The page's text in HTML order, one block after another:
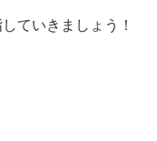
ていきましょう！